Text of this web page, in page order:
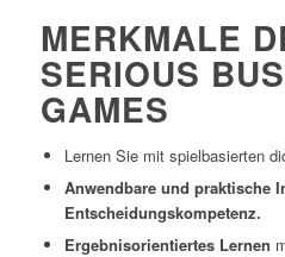
MERKMALE
SERIOUS
GAMES
Lernen Sie mit spielbasierten
Anwendbare und praktische
Entscheidungskompetenz.
Ergebnisorientiertes Lernen